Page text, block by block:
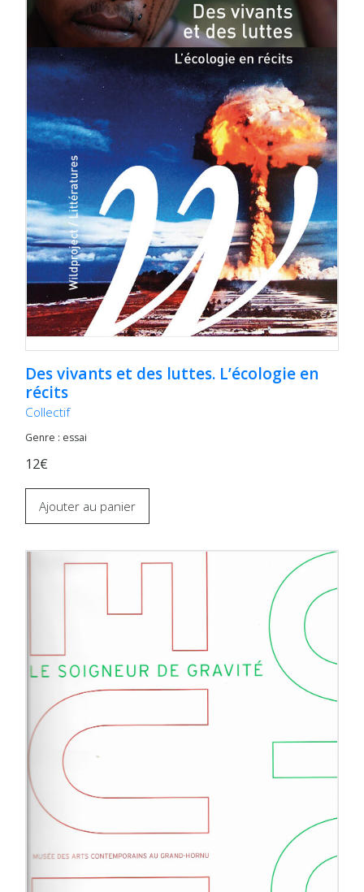
Des vivants et des luttes. L’écologie en
récits
Collectif
Genre : essai
12€
Ajouter au panier